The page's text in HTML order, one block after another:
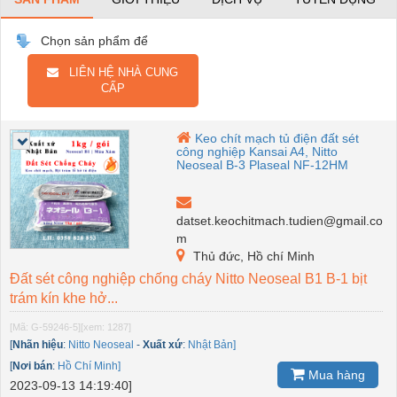
Chọn sản phẩm để
LIÊN HỆ NHÀ CUNG
CẤP
Keo chít mạch tủ điện đất sét
công nghiệp Kansai A4, Nitto
Neoseal B-3 Plaseal NF-12HM
datset.keochitmach.tudien@gmail.co
m
Thủ đức, Hồ chí Minh
Đất sét công nghiệp chống cháy Nitto Neoseal B1 B-1 bịt
trám kín khe hở...
[Mã: G-59246-5][xem: 1287]
[Nhãn hiệu: Nitto Neoseal - Xuất xứ: Nhật Bản]
[Nơi bán: Hồ Chí Minh]
2023-09-13 14:19:40]
Mua hàng